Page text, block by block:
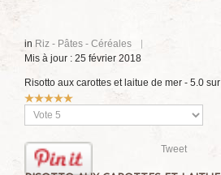
in Riz - Pâtes - Céréales
Mis à jour : 25 février 2018
Risotto aux carottes et laitue de mer - 5.0 sur
Vote
utilisateur:
Veuillez
voter
Tweet